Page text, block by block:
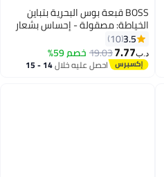
3
BOSS قبعة بوس البحرية بتباين
الخياطة: مصقولة - إحساس بشعار
العلامة التجارية
3.5
10
د.ب‏7.77
19.03خصم 59%
احصل عليه خلال 14 - 15